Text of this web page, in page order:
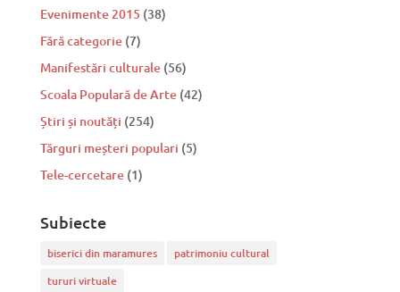
Evenimente 2015 (38)
Fără categorie(7)
Manifestări culturale(56)
Scoala Populară de Arte(42)
Știri și noutăți (254)
Tărguri meșteri populari (5)
Tele-cercetare(1)
Subiecte
biserici din maramures
patrimoniu cultural
tururi virtuale